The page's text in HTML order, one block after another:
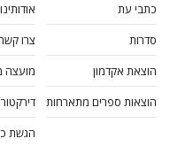
כתבי עת
סדרות
הוצאת אקדמון
הוצאות ספרים מתארחות
אודותינו
צרו קשר
מועצה
הגשת